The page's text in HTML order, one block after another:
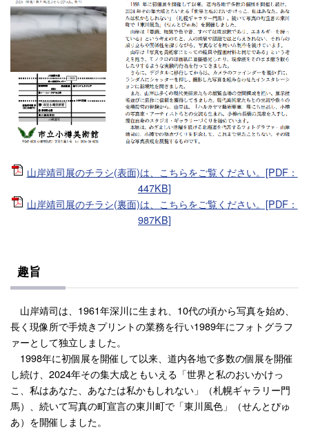
山岸靖司展のチラシ(表面)は、こちらをご覧ください。[PDF：
447KB]
山岸靖司展のチラシ(裏面)は、こちらをご覧ください。[PDF：
987KB]
趣旨
山岸靖司は、1961年深川に生まれ、10代の頃から写真を始め、
長く現像所で手焼きプリントの業務を行い1989年にフォトグラフ
ァーとして独立しました。
1998年に初個展を開催して以来、道内各地で多数の個展を開催
し続け、2024年その集大成ともいえる「世界と私のおいかけっ
こ、私はあなた、あなたは私かもしれない」（札幌ギャラリー門
馬）、続いて写真の町宣言の東川町で「東川風色」（せんとぴゅ
あ）を開催しました。